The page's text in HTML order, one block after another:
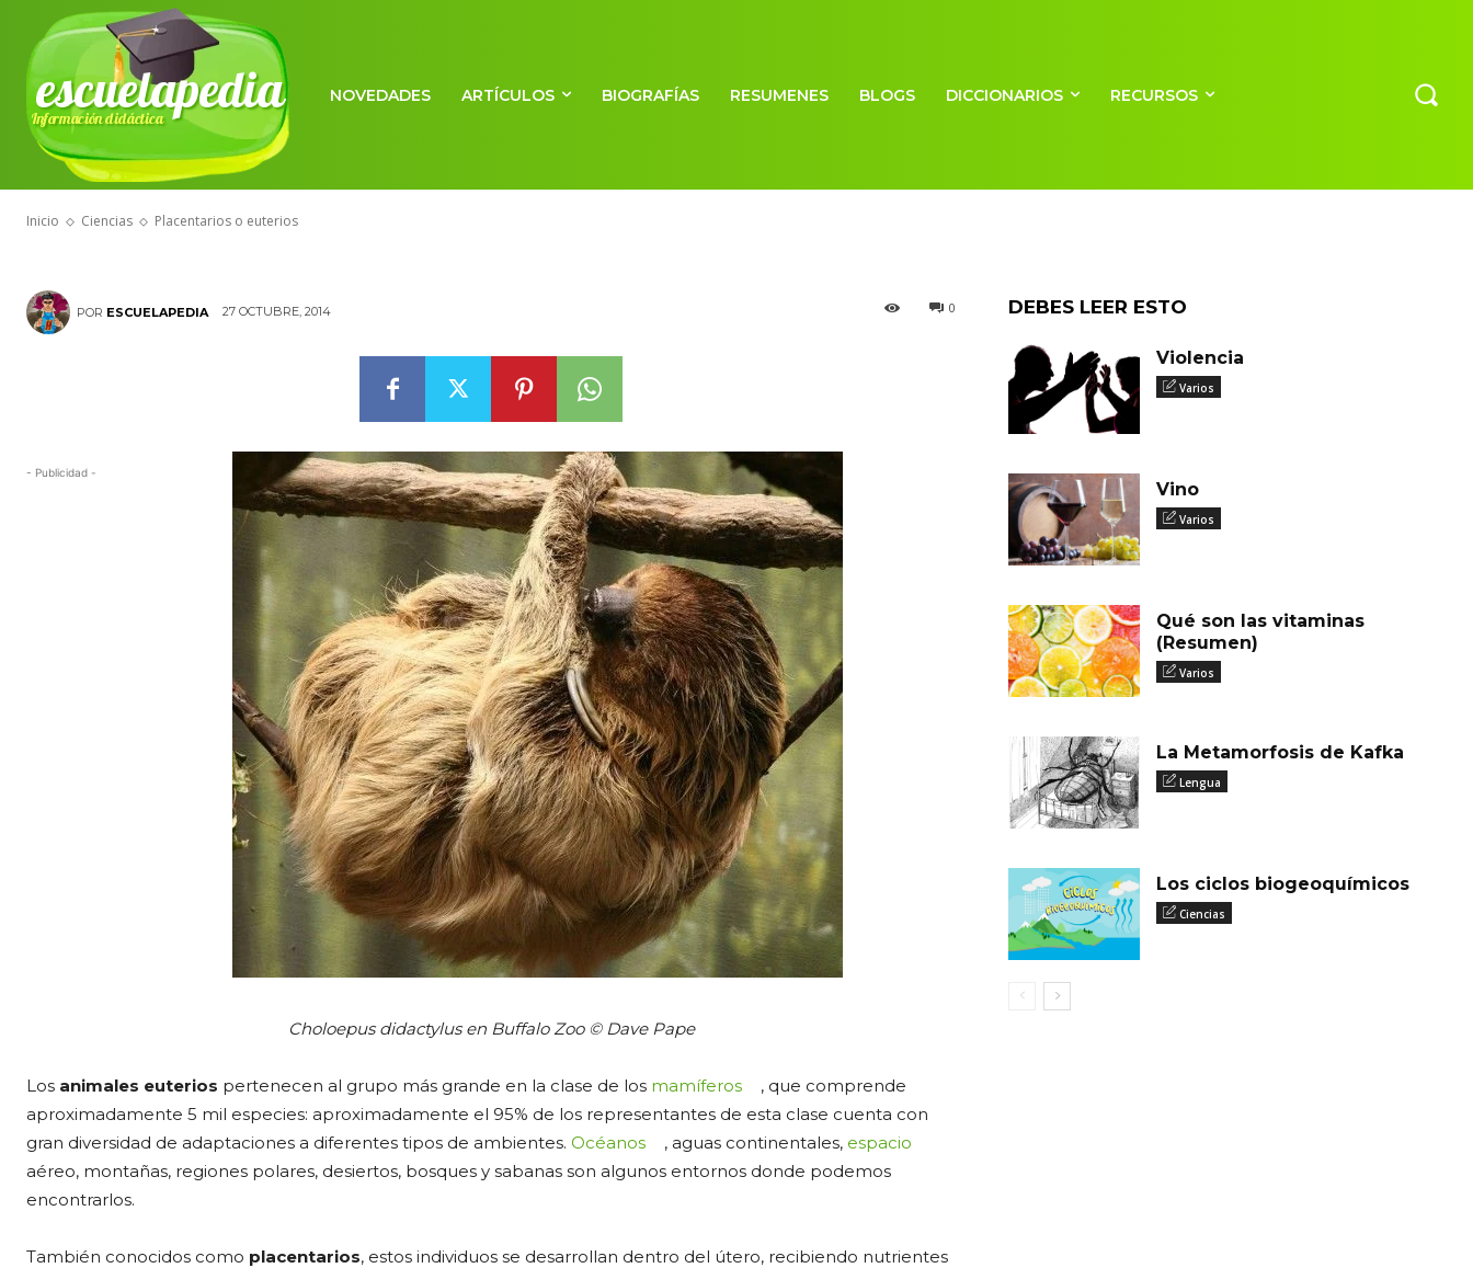
escuelapedia
Información didáctica
NOVEDADES ARTÍCULOS BIOGRAFÍAS RESUMENES BLOGS DICCIONARIOS RECURSOS
Inicio Ciencias Placentarios o euterios
CIENCIAS
Placentarios o euterios
POR ESCUELAPEDIA 27 OCTUBRE, 2014 0
- Publicidad -
Choloepus didactylus en Buffalo Zoo © Dave Pape
Los animales euterios pertenecen al grupo más grande en la clase de los mamíferos
, que comprende
aproximadamente 5 mil especies: aproximadamente el 95% de los representantes de esta clase cuenta con
gran diversidad de adaptaciones a diferentes tipos de ambientes. Océanos , aguas continentales, espacio
aéreo, montañas, regiones polares, desiertos, bosques y sabanas son algunos entornos donde podemos
encontrarlos.
También conocidos como placentarios, estos individuos se desarrollan dentro del útero, recibiendo nutrientes
DEBES LEER ESTO
Violencia
Varios
Vino
Varios
Qué son las vitaminas
(Resumen)
Varios
La Metamorfosis de Kafka
Lengua
Los ciclos biogeoquímicos
Ciencias